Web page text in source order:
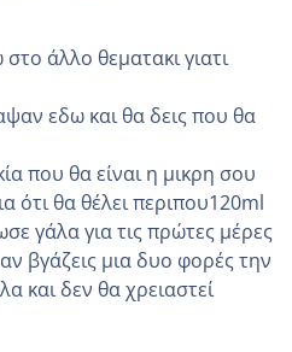
άλλο θεματακι γιατι
εδω και θα δεις που θα
που θα είναι η μικρη σου
ότι θα θέλει περιπου120ml
γάλα για τις πρώτες μέρες
βγάζεις μια δυο φορές την
και δεν θα χρειαστεί